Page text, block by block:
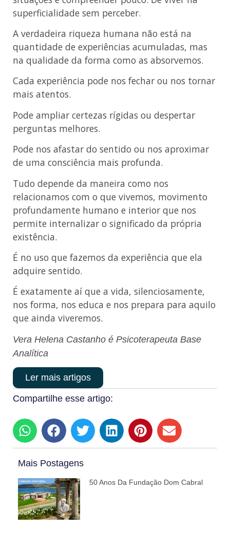
superficialidade sem perceber.
A verdadeira riqueza humana não está na
quantidade de experiências acumuladas, mas
na qualidade da forma como as absorvemos.
Cada experiência pode nos fechar ou nos tornar
mais atentos.
Pode ampliar certezas rígidas ou despertar
perguntas melhores.
Pode nos afastar do sentido ou nos aproximar
de uma consciência mais profunda.
Tudo depende da maneira como nos
relacionamos com o que vivemos, movimento
profundamente humano e interior que nos
permite internalizar o significado da própria
existência.
É no uso que fazemos da experiência que ela
adquire sentido.
É exatamente aí que a vida, silenciosamente,
nos forma, nos educa e nos prepara para aquilo
que ainda viveremos.
Vera Helena Castanho é Psicoterapeuta Base
Analítica
Ler mais artigos
Compartilhe esse artigo:
Mais Postagens
50 Anos Da Fundação Dom Cabral